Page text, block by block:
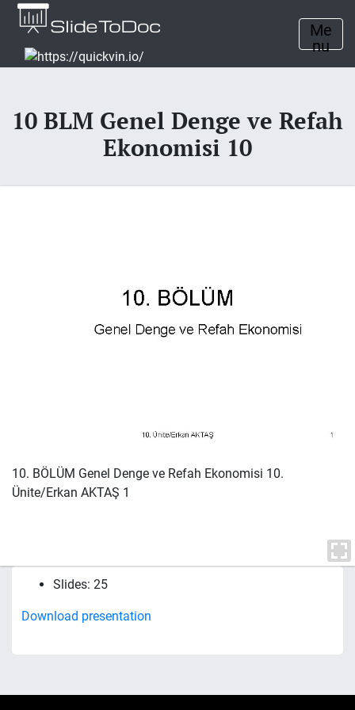
Me
nu
10 BLM Genel Denge ve Refah
Ekonomisi 10
10. BÖLÜM Genel Denge ve Refah Ekonomisi 10.
Ünite/Erkan AKTAŞ 1
Slides: 25
Download presentation